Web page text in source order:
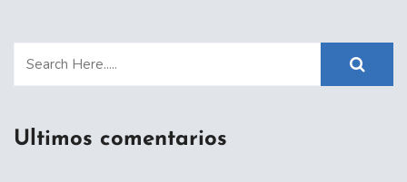
Ultimos comentarios